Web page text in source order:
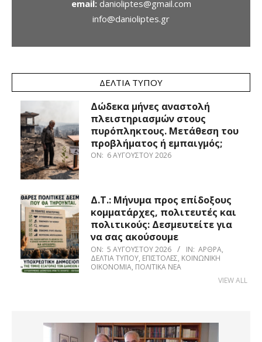
email: danioliptes@gmail.com
info@danioliptes.gr
ΔΕΛΤΊΑ ΤΎΠΟΥ
Δώδεκα μήνες αναστολή
πλειστηριασμών στους
πυρόπληκτους. Μετάθεση του
προβλήματος ή εμπαιγμός;
ON: 6 ΑΥΓΟΎΣΤΟΥ 2026
Δ.Τ.: Μήνυμα προς επίδοξους
κομματάρχες, πολιτευτές και
πολιτικούς: Δεσμευτείτε για
να σας ακούσουμε
ON: 5 ΑΥΓΟΎΣΤΟΥ 2026 IN: ΆΡΘΡΑ,
ΔΕΛΤΊΑ ΤΎΠΟΥ, ΕΠΙΣΤΟΛΈΣ, ΚΟΙΝΩΝΙΚΉ
ΟΙΚΟΝΟΜΊΑ, ΠΟΛΙΤΙΚΆ ΝΈΑ
VIEW ALL